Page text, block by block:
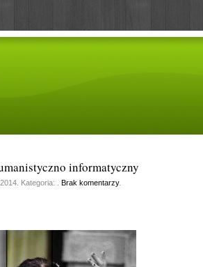
informatyczny
Kategoria: . Brak komentarzy.